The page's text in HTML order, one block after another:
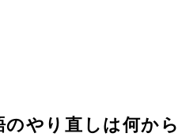
のやり直しは何か